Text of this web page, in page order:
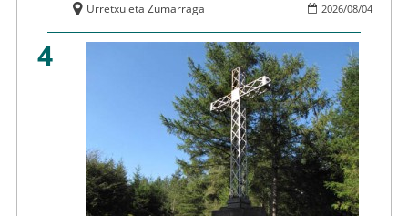
2026/08/04
Urretxu eta Zumarraga
4